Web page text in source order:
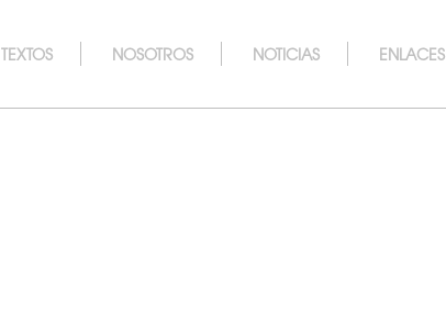
TEXTOS NOSOTROS NOTICIAS ENLACES